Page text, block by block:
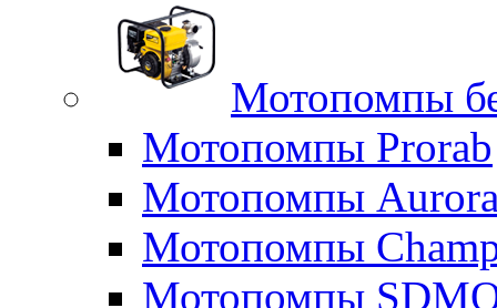
Мотопомпы
Мотопомпы Prorab
Мотопомпы
Мотопомпы
Мотопомпы